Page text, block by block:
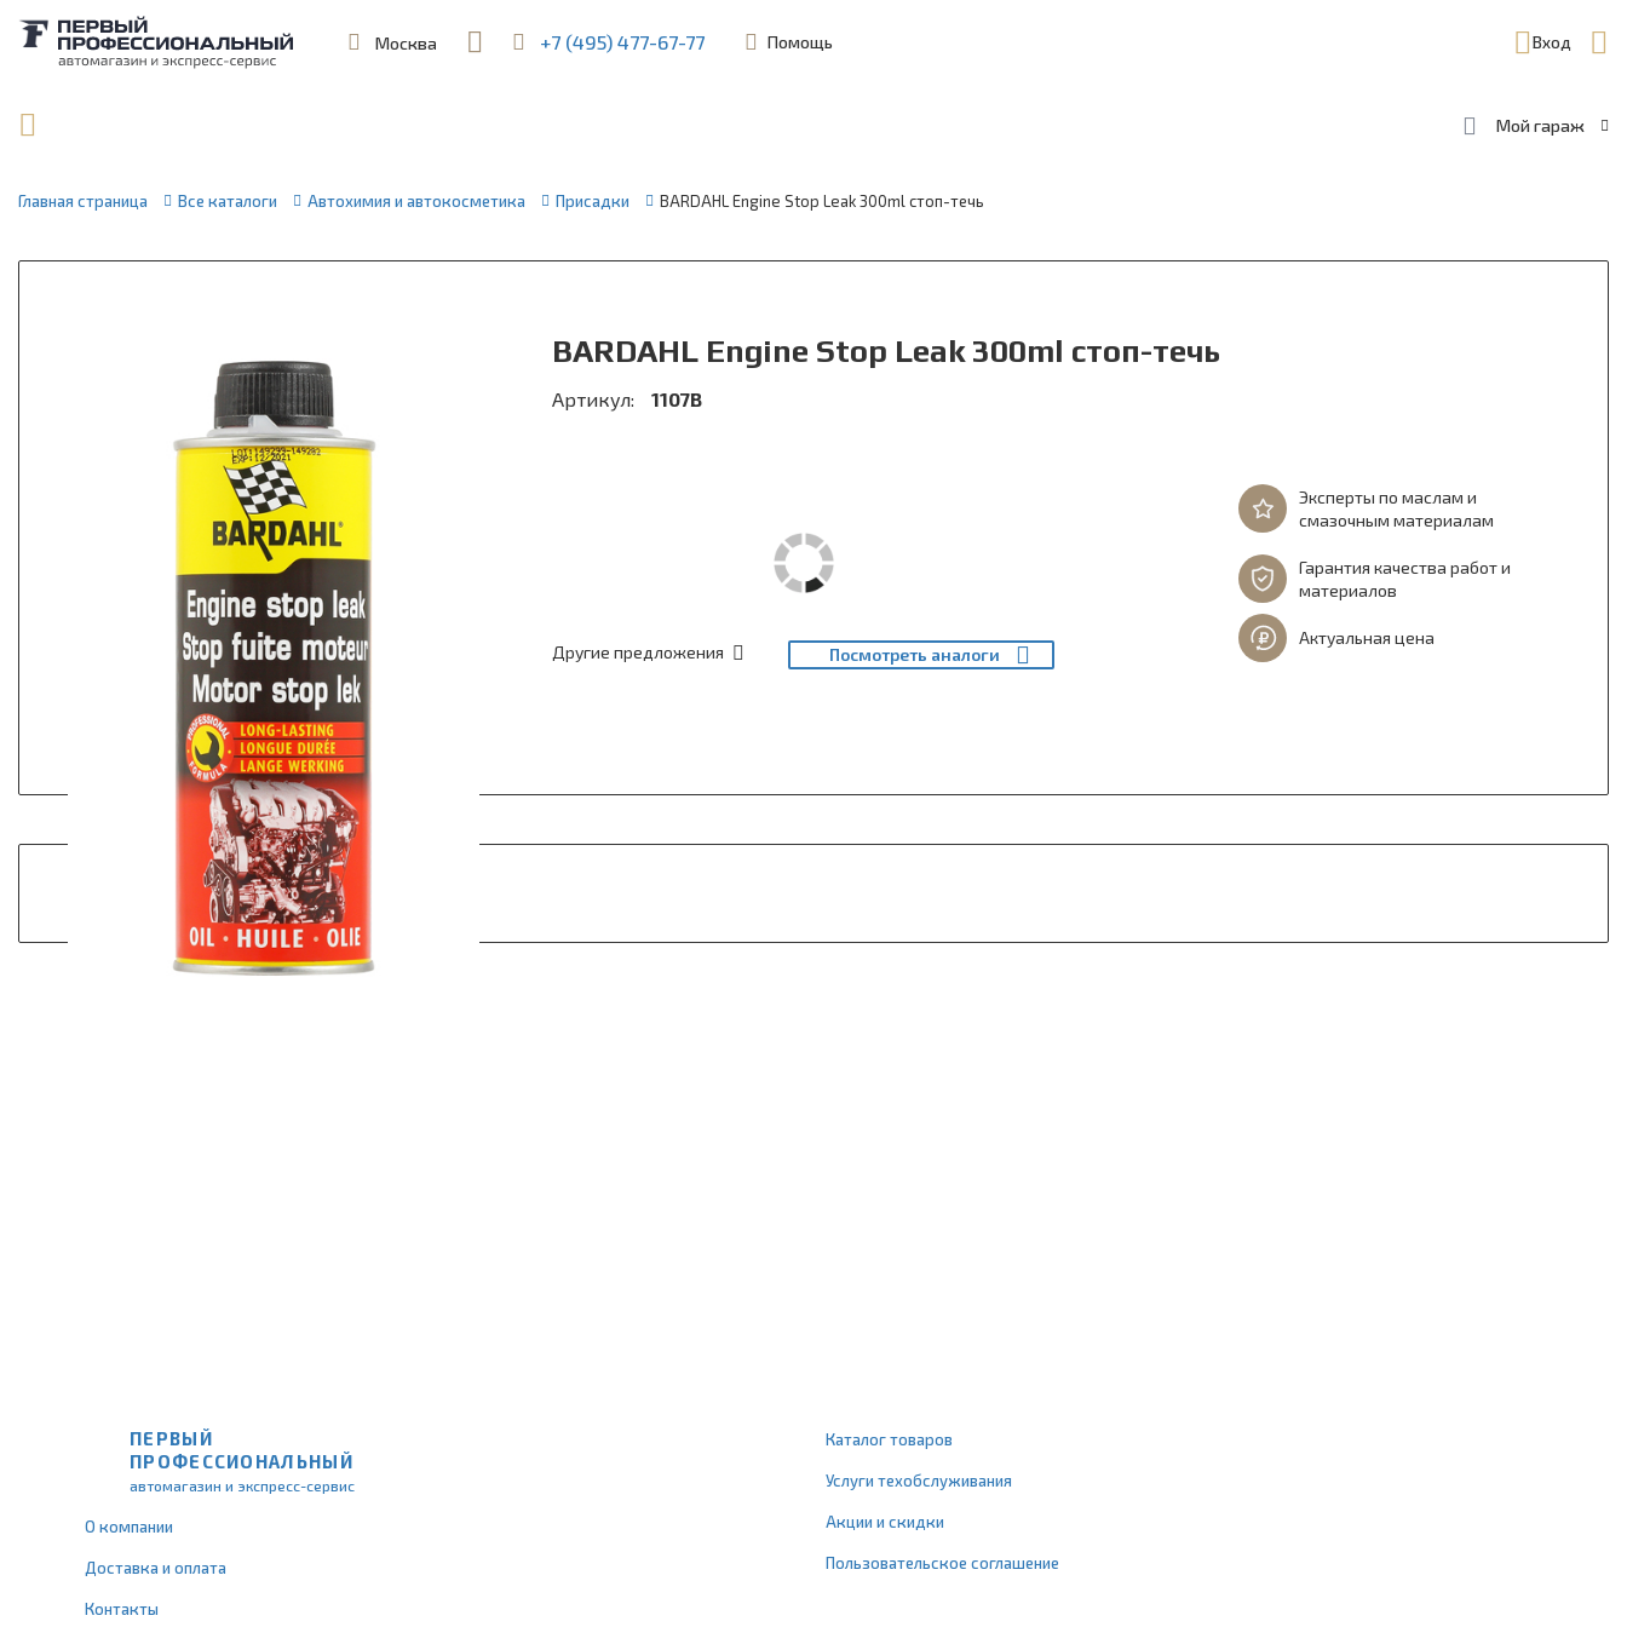
Москва ул. Шереметьевская, 45Б
+7 (495) 477-67-77 Помощь Вход
Мой гараж
Главная страница Все каталоги Автохимия и автокосметика Присадки BARDAHL Engine Stop Leak 300ml стоп-течь
BARDAHL Engine Stop Leak 300ml стоп-течь
Артикул: 1107B
Другие предложения Посмотреть аналоги
Эксперты по маслам и
смазочным материалам
Гарантия качества работ и
материалов
Актуальная цена
ПЕРВЫЙ
ПРОФЕССИОНАЛЬНЫЙ
автомагазин и экспресс-сервис
О компании
Доставка и оплата
Контакты
Каталог товаров
Услуги техобслуживания
Акции и скидки
Пользовательское соглашение